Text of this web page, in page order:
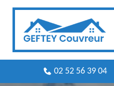
02 52 56 39 04